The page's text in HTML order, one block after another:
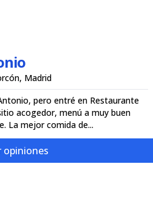
Madrid
pero entré en Restaurante
acogedor, menú a muy buen
La mejor comida de...
opiniones